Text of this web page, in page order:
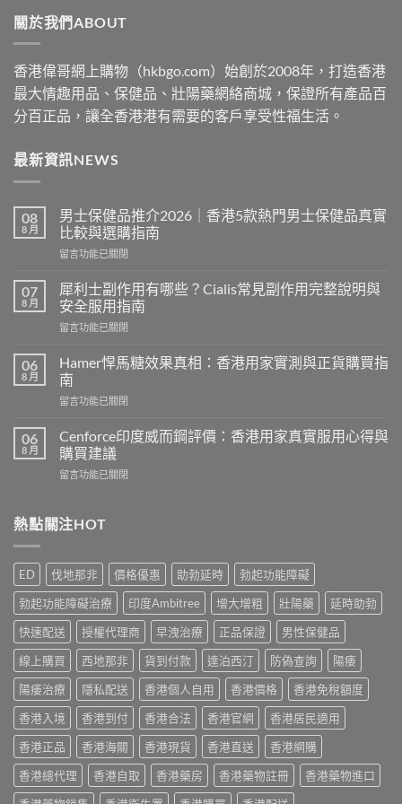
關於我們ABOUT
香港偉哥網上購物（hkbgo.com）始創於2008年，打造香港
最大情趣用品、保健品、壯陽藥網絡商城，保證所有產品百
分百正品，讓全香港港有需要的客戶享受性福生活。
最新資訊NEWS
08
8 月
男士保健品推介2026｜香港5款熱門男士保健品真實
比較與選購指南
在
士
保
健
品
介
2026
｜
香
5
款
門
保
真
實
比
較
與
選
購
指
南〉
中
留言功能已關閉
07
8 月
犀利士副作用有哪些？Cialis常見副作用完整說明與
安全服用指南
在
利
士
副
作
有
哪
些？
Cialis
副
完
整
說
明
與
安
全
服
用
指
南〉
中
留言功能已關閉
06
8 月
Hamer悍馬糖效果真相：香港用家實測與正貨購買指
南
在
悍
馬
糖
效
相：
用
家
實
測
與
正
貨
購
買
指
南〉
中
留言功能已關閉
06
8 月
Cenforce印度威而鋼評價：香港用家真實服用心得與
購買建議
在
度
威
鋼
評
價：
香
港
用
家
真
實
服
用
心
得
與
購
買
留言功能已關閉
熱點關注HOT
ED 伐地那非 價格優惠 助勃延時
勃起功能障礙
勃起功能障礙治療
印度Ambitree 增大增粗 壯陽藥
延時助勃
快速配送
授權代理商 早洩治療 正品保證
男性保健品
線上購買
西地那非 貨到付款 達泊西汀 防偽查詢
陽痿
陽痿治療
隱私配送 香港個人自用 香港價格
香港免稅額度
香港入境
香港到付 香港合法 香港官網
香港居民適用
香港正品
香港海關 香港現貨 香港直送
香港網購
香港總代理
香港自取 香港藥房 香港藥物註冊
香港藥物進口